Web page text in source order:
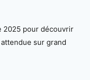
2025 pour découvrir
sur grand